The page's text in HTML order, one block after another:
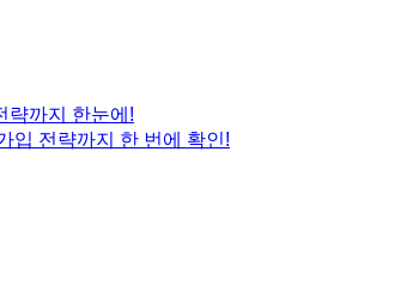
략까지 한눈에!
입 전략까지 한 번에 확인!